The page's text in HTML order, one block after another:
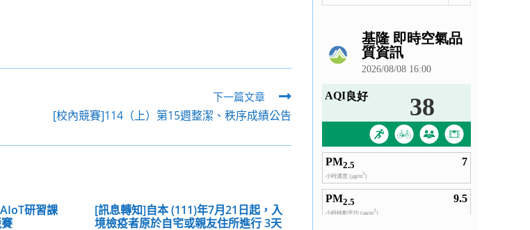
下一篇文章
[校內競賽]114（上）第15週整潔、秩序成績公告
研習課
[訊息轉知]自本 (111)年7月21日起，入
境檢疫者原於自宅或親友住所進行 3天
整